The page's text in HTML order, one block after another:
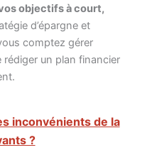
objectifs à court,
d’épargne et
comptez gérer
rédiger un plan financier
inconvénients de la
?